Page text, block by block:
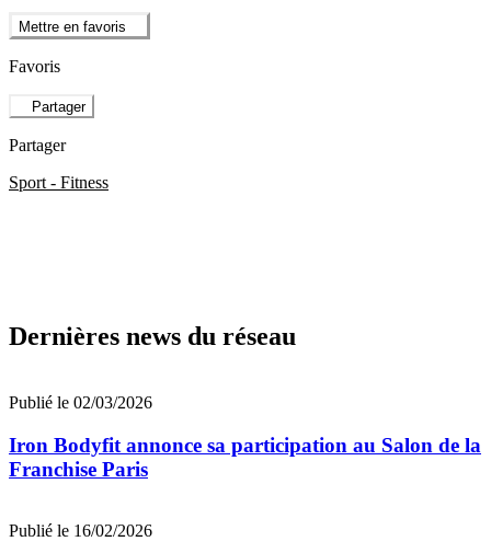
Mettre en favoris
Favoris
Partager
Partager
Sport - Fitness
Dernières news du réseau
Publié le 02/03/2026
Iron Bodyfit annonce sa participation au Salon de la
Franchise Paris
Publié le 16/02/2026